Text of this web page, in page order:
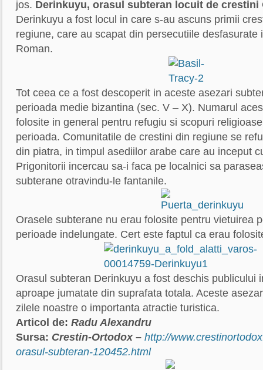
jos. Derinkuyu, orasul subteran locuit de crestini
Derinkuyu a fost locul in care s-au ascuns primii
regiune, care au scapat din persecutiile desfasurate
Roman.
Tot ceea ce a fost descoperit in aceste asezari
perioada medie bizantina (sec. V – X). Numarul
folosite in general pentru refugiu si scopuri
perioada. Comunitatile de crestini din regiune se
din piatra, in timpul asediilor arabe care au inceput
Prigonitorii incercau sa-i faca pe localnici sa
subterane otravindu-le fantanile.
Orasele subterane nu erau folosite pentru vietuirea
perioade indelungate. Cert este faptul ca erau
Orasul subteran Derinkuyu a fost deschis publicului
aproape jumatate din suprafata totala. Aceste
zilele noastre o importanta atractie turistica.
Articol de: Radu Alexandru
Sursa: Crestin-Ortodox – http://
orasul-subteran-120452.html